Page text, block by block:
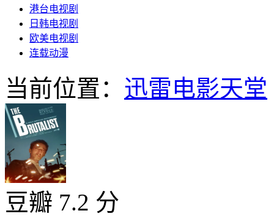
港台电视剧
日韩电视剧
欧美电视剧
连载动漫
当前位置： 迅雷电影天堂
豆瓣 7.2 分